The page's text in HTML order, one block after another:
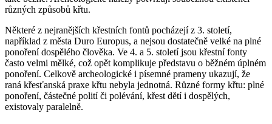
různých způsobů křtu.
Některé z nejranějších křestních fontů pocházejí z 3. století,
například z města Duro Europus, a nejsou dostatečně velké na plné
ponoření dospělého člověka. Ve 4. a 5. století jsou křestní fonty
často velmi mělké, což opět komplikuje představu o běžném úplném
ponoření. Celkově archeologické i písemné prameny ukazují, že
raná křesťanská praxe křtu nebyla jednotná. Různé formy křtu: plné
ponoření, částečné polití či polévání, křest dětí i dospělých,
existovaly paralelně.